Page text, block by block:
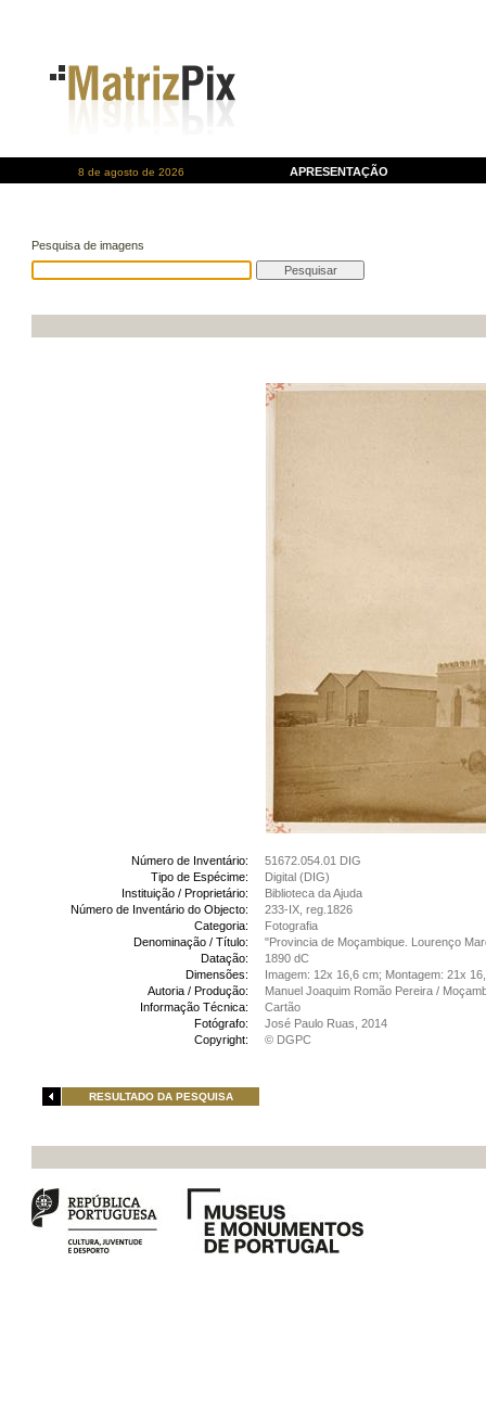
8 de agosto de 2026 APRESENTAÇÃO
Pesquisa de imagens
Número de Inventário:
51672.054.01 DIG
Tipo de Espécime:
Digital (DIG)
Instituição / Proprietário:
Biblioteca da Ajuda
Número de Inventário do Objecto:
233-IX, reg.1826
Categoria:
Fotografia
Denominação / Título:
"Provincia de Moçambique. Lourenço
Datação:
1890 dC
Dimensões:
Imagem: 12x 16,6 cm; Montagem: 21x
Autoria / Produção:
Manuel Joaquim Romão Pereira /
Informação Técnica:
Cartão
Fotógrafo:
José Paulo Ruas, 2014
Copyright:
© DGPC
RESULTADO DA PESQUISA